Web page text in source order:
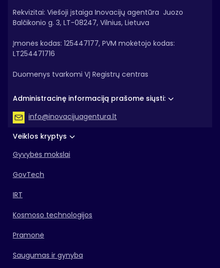
Veiklos kryptys
Gyvybės mokslai
GovTech
IRT
Kosmoso technologijos
Pramonė
Saugumas ir gynyba
Rekvizitai: Viešoji įstaiga Inovacijų agentūra Juozo
Balčikonio g. 3, LT-08247, Vilnius, Lietuva
Įmonės kodas: 125447177, PVM mokėtojo kodas:
LT254471716
Duomenys tvarkomi VĮ Registrų centras
Administracinę informaciją prašome siųsti:
info@inovacijuagentura.lt